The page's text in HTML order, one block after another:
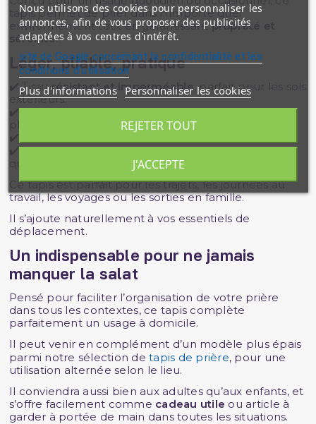
tapis permet de prier dans n’importe quel
environnement tout en garantissantpropreté et
sérénité.
Léger, pliable, pratique
✔️ Tissurésistant et imperméable , parfait pour les sols
extérieurs.
✔️Surface antidérapanteselon les modèles, pour
✔️ Facile à associer à d'autresaccessoires utilesdu
Ce tapis est parfait pour les trajets, les journées au
travail, les voyages ou les sorties en famille.
Il s’ajoute naturellement à vos essentiels de
déplacement.
Un indispensable pour ne jamais
manquer la salat
Pensé pour faciliter l’organisation de votre prière
dans tous les contextes, ce tapis complète
parfaitement un usage à domicile.
Il peut venir en complément d’un modèle plus épais
parmi notre sélection detapis de prière, pour une
utilisation alternée selon le lieu.
Il conviendra aussi bien aux adultes qu’aux enfants, et
s’offre facilement comme cadeau utile ou article à
garder à portée de main dans toutes les situations.
Nous utilisons des cookies pour personnaliser les
annonces, afin de vous proposer des publicités
adaptées à vos centres d'intérêt.
site de Google concernant la confidentialité et les
conditions d'utilisation
Plus d'informations Personnaliser les cookies
REJETER TOUT
J'ACCEPTE